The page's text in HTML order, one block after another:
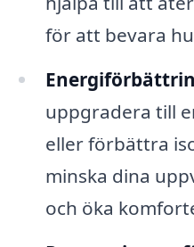
för att bevara
uppgradera till
eller förbättra
minska dina
och öka